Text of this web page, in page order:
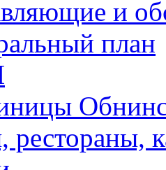
и
план
рестораны,